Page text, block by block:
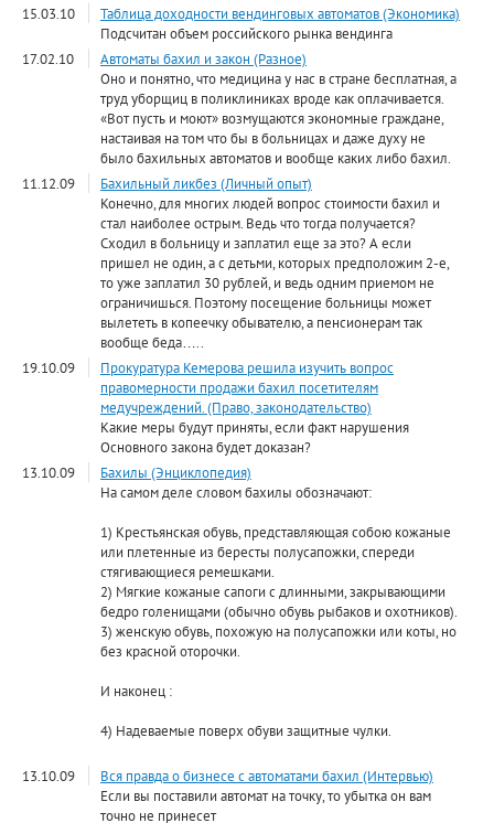
15.03.10
Таблица доходности вендинговых автоматов (Экономика)
Подсчитан объем российского рынка вендинга
17.02.10
Автоматы бахил и закон (Разное)
Оно и понятно, что медицина у нас в стране бесплатная, а
труд уборщиц в поликлиниках вроде как оплачивается.
«Вот пусть и моют» возмущаются экономные граждане,
настаивая на том что бы в больницах и даже духу не
было бахильных автоматов и вообще каких либо бахил.
11.12.09
Бахильный ликбез (Личный опыт)
Конечно, для многих людей вопрос стоимости бахил и
стал наиболее острым. Ведь что тогда получается?
Сходил в больницу и заплатил еще за это? А если
пришел не один, а с детьми, которых предположим 2-е,
то уже заплатил 30 рублей, и ведь одним приемом не
ограничишься. Поэтому посещение больницы может
вылететь в копеечку обывателю, а пенсионерам так
вообще беда…..
19.10.09
Прокуратура Кемерова решила изучить вопрос
правомерности продажи бахил посетителям
медучреждений. (Право, законодательство)
Какие меры будут приняты, если факт нарушения
Основного закона будет доказан?
13.10.09
Бахилы (Энциклопедия)
На самом деле словом бахилы обозначают:
1) Крестьянская обувь, представляющая собою кожаные
или плетенные из бересты полусапожки, спереди
стягивающиеся ремешками.
2) Мягкие кожаные сапоги с длинными, закрывающими
бедро голенищами (обычно обувь рыбаков и охотников).
3) женскую обувь, похожую на полусапожки или коты, но
без красной оторочки.
И наконец :
4) Надеваемые поверх обуви защитные чулки.
13.10.09
Вся правда о бизнесе с автоматами бахил (Интервью)
Если вы поставили автомат на точку, то убытка он вам
точно не принесет